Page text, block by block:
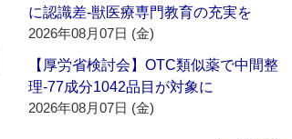
に認識差‐獣医療専門教育の充実を
2026年08月07日 (金)
【厚労省検討会】OTC類似薬で中間整
理‐77成分1042品目が対象に
2026年08月07日 (金)